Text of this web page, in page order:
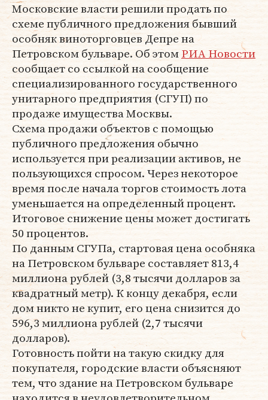
Московские власти решили продать по
схеме публичного предложения бывший
особняк виноторговцев Депре на
Петровском бульваре. Об этомРИА Новости
сообщает со ссылкой на сообщение
специализированного государственного
унитарного предприятия (СГУП) по
продаже имущества Москвы.
Схема продажи объектов с помощью
публичного предложения обычно
используется при реализации активов, не
пользующихся спросом. Через некоторое
время после начала торгов стоимость лота
уменьшается на определенный процент.
Итоговое снижение цены может достигать
50 процентов.
По данным СГУПа, стартовая цена особняка
на Петровском бульваре составляет 813,4
миллиона рублей (3,8 тысячи долларов за
квадратный метр). К концу декабря, если
дом никто не купит, его цена снизится до
596,3 миллиона рублей (2,7 тысячи
долларов).
Готовность пойти на такую скидку для
покупателя, городские власти объясняют
тем, что здание на Петровском бульваре